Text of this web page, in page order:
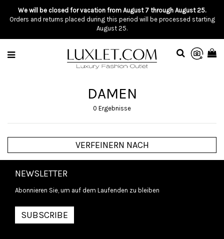
We will be closed for vacation from August 7 through August 25.
Orders and returns placed during this period will be processed starting
August 25.
DAMEN
0 Ergebnisse
VERFEINERN NACH
NEWSLETTER
Abonnieren Sie, um auf dem Laufenden zu bleiben
SUBSCRIBE